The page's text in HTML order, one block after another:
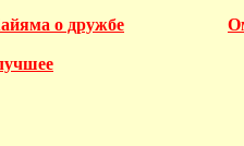
о дружбе